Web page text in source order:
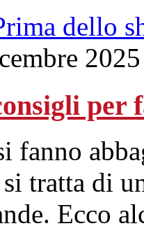
dello
per
fanno
tratta di
Ecco